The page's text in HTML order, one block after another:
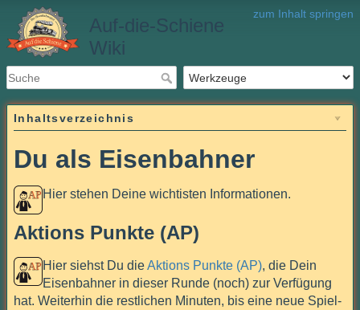
zum Inhalt springen
Auf-die-Schiene
Wiki
Inhaltsverzeichnis
Du als Eisenbahner
Hier stehen Deine wichtisten Informationen.
Aktions Punkte (AP)
Hier siehst Du dieAktions Punkte (AP), die Dein
Eisenbahner in dieser Runde (noch) zur Verfügung
hat. Weiterhin die restlichen Minuten, bis eine neue Spiel-